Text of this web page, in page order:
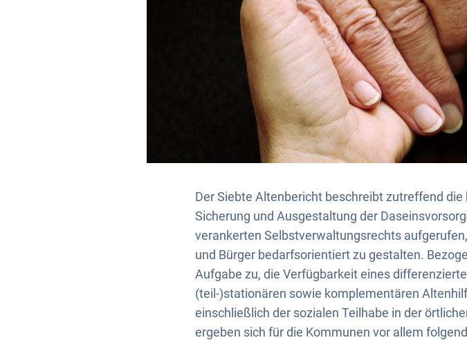
Der Siebte Altenbericht beschreibt zutreffend
Sicherung und Ausgestaltung der
verankerten Selbstverwaltungsrechts
und Bürger bedarfsorientiert zu gestalten.
Aufgabe zu, die Verfügbarkeit eines
(teil-)stationären sowie komplementären
einschließlich der sozialen Teilhabe in der
ergeben sich für die Kommunen vor allem